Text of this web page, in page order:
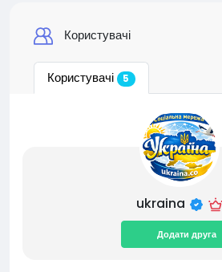
Користувачі
Користувачі 5
ukraina
Додати друга